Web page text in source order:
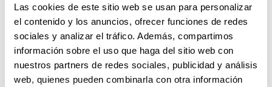
Las cookies de este sitio web se usan para personalizar
el contenido y los anuncios, ofrecer funciones de redes
sociales y analizar el tráfico. Además, compartimos
información sobre el uso que haga del sitio web con
nuestros partners de redes sociales, publicidad y análisis
web, quienes pueden combinarla con otra información
puedes invertir en productos que contengan
ingredientes aclarantes: aceite de rosa
mosqueta, retinoides, ácido láctico, cúrcuma,
ácido salicílico y raíz de regaliz.